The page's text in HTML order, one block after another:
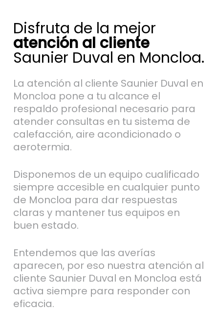
Disfruta de la mejor
atención al cliente
Saunier Duval en Moncloa.
La atención al cliente Saunier Duval en
Moncloa pone a tu alcance el
respaldo profesional necesario para
atender consultas en tu sistema de
calefacción, aire acondicionado o
aerotermia.
Disponemos de un equipo cualificado
siempre accesible en cualquier punto
de Moncloa para dar respuestas
claras y mantener tus equipos en
buen estado.
Entendemos que las averías
aparecen, por eso nuestra atención al
cliente Saunier Duval en Moncloa está
activa siempre para responder con
eficacia.